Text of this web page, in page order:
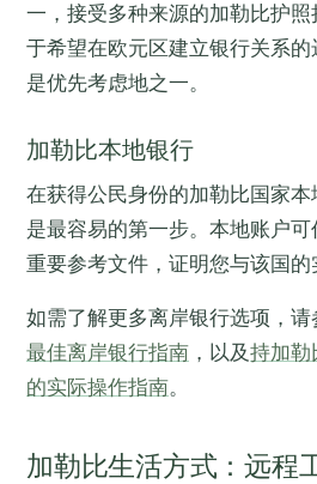
一，接受多种来源的加勒比护
于希望在欧元区建立银行关系
是优先考虑地之一。
加勒比本地银行
在获得公民身份的加勒比国家
是最容易的第一步。本地账户
重要参考文件，证明您与该国的
如需了解更多离岸银行选项，请
最佳离岸银行指南 ，以及持加勒
的实际操作指南。
加勒比生活方式：远程